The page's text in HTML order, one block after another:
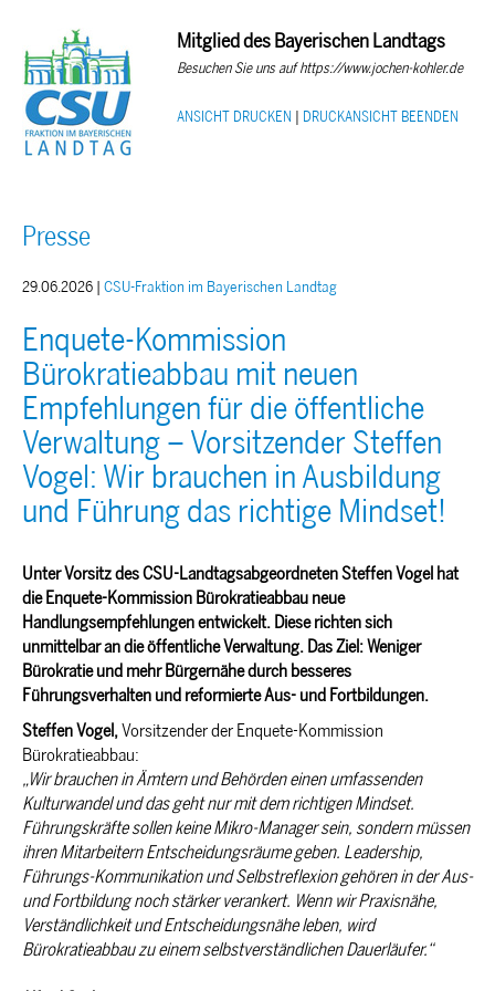
Mitglied des Bayerischen Landtags
Besuchen Sie uns auf https://www.jochen-kohler.de
ANSICHT DRUCKEN DRUCKANSICHT BEENDEN
Presse
29.06.2026 | CSU-Fraktion im Bayerischen Landtag
Enquete-Kommission
Bürokratieabbau mit neuen
Empfehlungen für die öffentliche
Verwaltung – Vorsitzender Steffen
Vogel: Wir brauchen in Ausbildung
und Führung das richtige Mindset!
Unter Vorsitz des CSU-Landtagsabgeordneten Steffen Vogel hat
die Enquete-Kommission Bürokratieabbau neue
Handlungsempfehlungen entwickelt. Diese richten sich
unmittelbar an die öffentliche Verwaltung. Das Ziel: Weniger
Bürokratie und mehr Bürgernähe durch besseres
Führungsverhalten und reformierte Aus- und Fortbildungen.
Steffen Vogel,Vorsitzender der Enquete-Kommission
Bürokratieabbau:
Wir brauchen in Ämtern und Behörden einen umfassenden
Kulturwandel und das geht nur mit dem richtigen Mindset.
Führungskräfte sollen keine Mikro-Manager sein, sondern müssen
ihren Mitarbeitern Entscheidungsräume geben. Leadership,
Führungs-Kommunikation und Selbstreflexion gehören in der Aus-
und Fortbildung noch stärker verankert. Wenn wir Praxisnähe,
Verständlichkeit und Entscheidungsnähe leben, wird
Bürokratieabbau zu einem selbstverständlichen Dauerläufer.“